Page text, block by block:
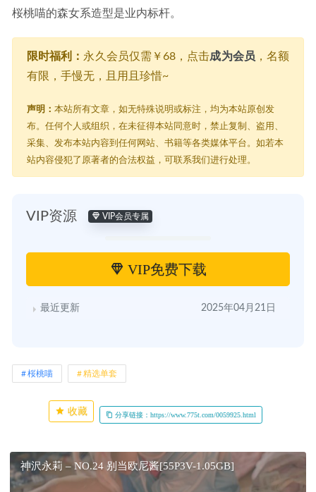
桜桃喵的森女系造型是业内标杆。
限时福利： 永久会员仅需￥68，点击成为会员 ，名额
有限，手慢无，且用且珍惜~
声明： 本站所有文章，如无特殊说明或标注，均为本站原创发
布。任何个人或组织，在未征得本站同意时，禁止复制、盗用、
采集、发布本站内容到任何网站、书籍等各类媒体平台。如若本
站内容侵犯了原著者的合法权益，可联系我们进行处理。
VIP资源 VIP会员专属
VIP免费下载
最近更新 2025年04月21日
桜桃喵 精选单套
收藏 分享链接：https://www.775t.com/0059925.html
神沢永莉 – NO.24 别当欧尼酱[55P3V-1.05GB]